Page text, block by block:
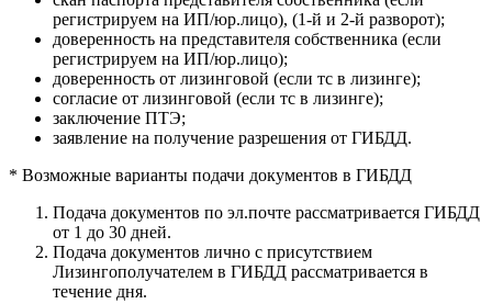
регистрируем на ИП/юр.лицо), (1-й и 2-й разворот);
доверенность на представителя собственника (если
регистрируем на ИП/юр.лицо);
доверенность от лизинговой (если тс в лизинге);
согласие от лизинговой (если тс в лизинге);
заключение ПТЭ;
заявление на получение разрешения от ГИБДД.
* Возможные варианты подачи документов в ГИБДД
Подача документов по эл.почте рассматривается ГИБДД
от 1 до 30 дней.
Подача документов лично с присутствием
Лизингополучателем в ГИБДД рассматривается в
течение дня.